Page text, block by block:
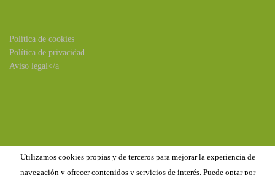
Utilizamos cookies propias y de terceros para mejorar la experiencia de
navegación y ofrecer contenidos y servicios de interés. Puede optar por
Política de cookies
Política de privacidad
Aviso legal</a